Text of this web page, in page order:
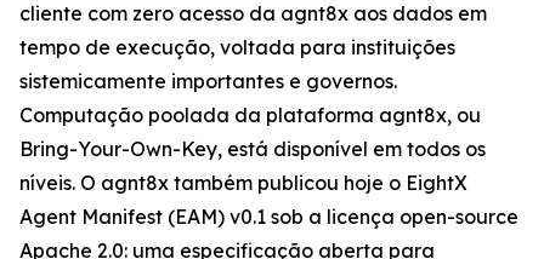
cliente com zero acesso da agnt8x aos dados em
tempo de execução, voltada para instituições
sistemicamente importantes e governos.
Computação poolada da plataforma agnt8x, ou
Bring-Your-Own-Key, está disponível em todos os
níveis. O agnt8x também publicou hoje o EightX
Agent Manifest (EAM) v0.1 sob a licença open-source
Apache 2.0: uma especificação aberta para